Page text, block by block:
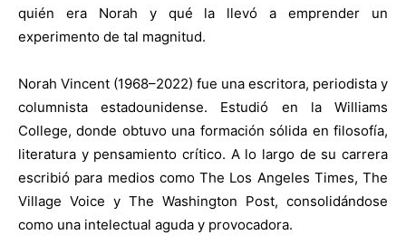
quién era Norah y qué la llevó a emprender un
experimento de tal magnitud.
Norah Vincent (1968–2022) fue una escritora, periodista y
columnista estadounidense. Estudió en la Williams
College, donde obtuvo una formación sólida en filosofía,
literatura y pensamiento crítico. A lo largo de su carrera
escribió para medios como The Los Angeles Times, The
Village Voice y The Washington Post, consolidándose
como una intelectual aguda y provocadora.